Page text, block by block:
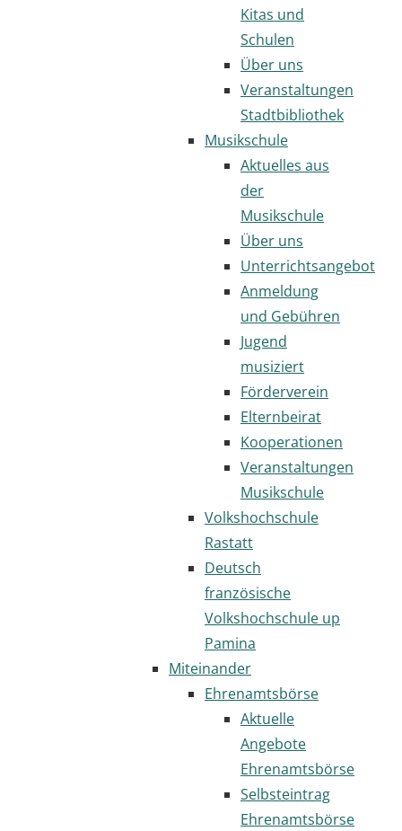
Kitas und
Schulen
Über uns
Veranstaltungen
Stadtbibliothek
Musikschule
Aktuelles aus
der
Musikschule
Über uns
Unterrichtsangebot
Anmeldung
und Gebühren
Jugend
musiziert
Förderverein
Elternbeirat
Kooperationen
Veranstaltungen
Musikschule
Volkshochschule
Rastatt
Deutsch
französische
Volkshochschule up
Pamina
Miteinander
Ehrenamtsbörse
Aktuelle
Angebote
Ehrenamtsbörse
Selbsteintrag
Ehrenamtsbörse